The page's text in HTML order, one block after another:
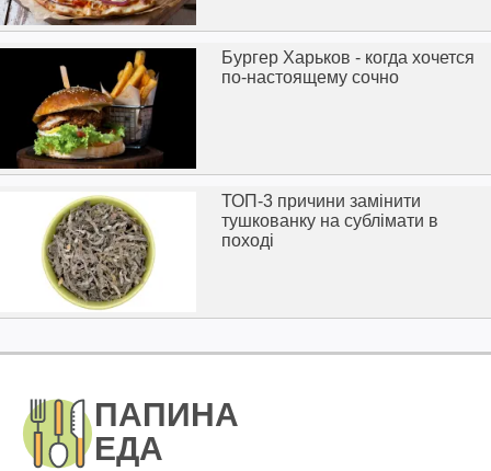
Бургер Харьков - когда хочется
по-настоящему сочно
ТОП-3 причини замінити
тушкованку на сублімати в
поході